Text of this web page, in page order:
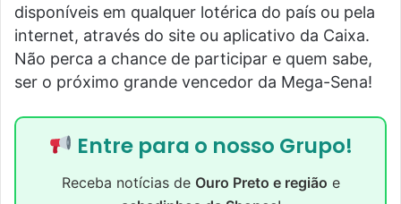
disponíveis em qualquer lotérica do país ou pela
internet, através do site ou aplicativo da Caixa.
Não perca a chance de participar e quem sabe,
ser o próximo grande vencedor da Mega-Sena!
Entre para o nosso Grupo!
Receba notícias de Ouro Preto e região e